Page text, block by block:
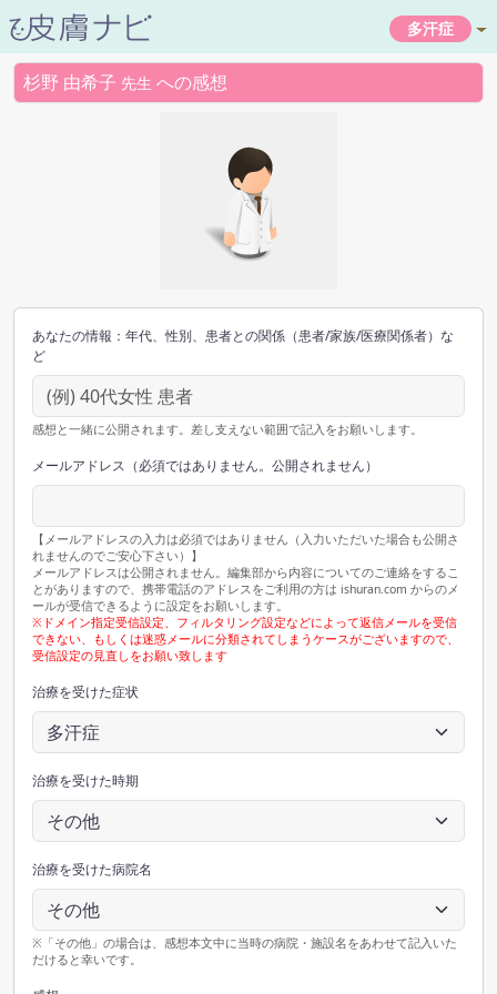
多汗症
杉野 由希子 先生 への感想
あなたの情報：年代、性別、患者との関係（患者/家族/医療関係者）な
ど
感想と一緒に公開されます。差し支えない範囲で記入をお願いします。
メールアドレス（必須ではありません。公開されません）
【メールアドレスの入力は必須ではありません（入力いただいた場合も公開さ
れませんのでご安心下さい）】
メールアドレスは公開されません。編集部から内容についてのご連絡をするこ
とがありますので、携帯電話のアドレスをご利用の方は ishuran.com からのメ
ールが受信できるように設定をお願いします。
※ドメイン指定受信設定、フィルタリング設定などによって返信メールを受信
できない、もしくは迷惑メールに分類されてしまうケースがございますので、
受信設定の見直しをお願い致します
治療を受けた症状
治療を受けた時期
治療を受けた病院名
※「その他」の場合は、感想本文中に当時の病院・施設名をあわせて記入いた
だけると幸いです。